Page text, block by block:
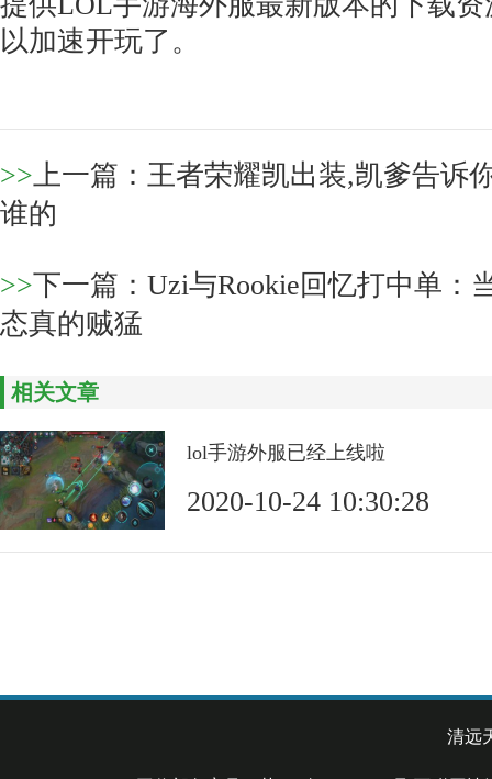
以加速开玩了。
>>上一篇： 王者荣耀凯出装,凯爹告诉
谁的
>>下一篇： Uzi与Rookie回忆打中单：
态真的贼猛
相关文章
lol手游外服已经上线啦
2020-10-24 10:30:28
清远